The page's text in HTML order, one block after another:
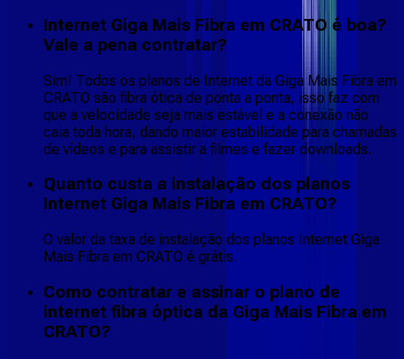
Internet Giga Mais Fibra em CRATO é boa?
Vale a pena contratar?
Sim! Todos os planos de Internet da Giga Mais Fibra em
CRATO são fibra ótica de ponta a ponta, isso faz com
que a velocidade seja mais estável e a conexão não
caia toda hora, dando maior estabilidade para chamadas
de vídeos e para assistir a filmes e fazer downloads.
Quanto custa a instalação dos planos
Internet Giga Mais Fibra em CRATO?
O valor da taxa de instalação dos planos Internet Giga
Mais Fibra em CRATO é grátis.
Como contratar e assinar o plano de
internet fibra óptica da Giga Mais Fibra em
CRATO?